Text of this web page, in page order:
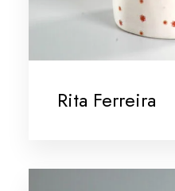
Rita Ferreira